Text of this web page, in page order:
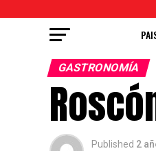
GASTRONOMÍA
Published 2